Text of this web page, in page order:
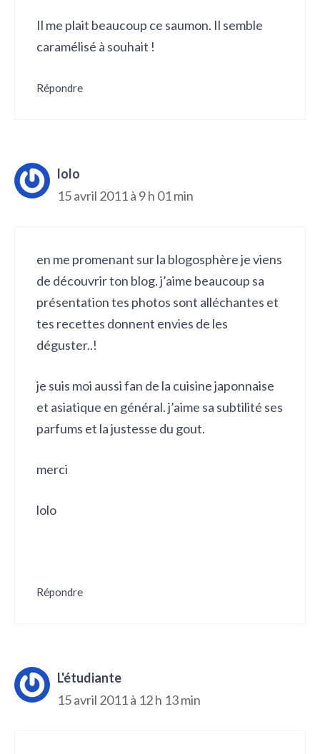
Il me plait beaucoup ce saumon. Il semble
caramélisé à souhait !
Répondre
lolo
15 avril 2011 à 9 h 01 min
en me promenant sur la blogosphère je viens
de découvrir ton blog. j’aime beaucoup sa
présentation tes photos sont alléchantes et
tes recettes donnent envies de les
déguster..!
je suis moi aussi fan de la cuisine japonnaise
et asiatique en général. j’aime sa subtilité ses
parfums et la justesse du gout.
merci
lolo
Répondre
L'étudiante
15 avril 2011 à 12 h 13 min